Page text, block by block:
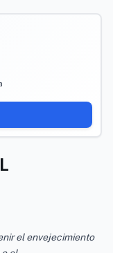
el envejecimiento